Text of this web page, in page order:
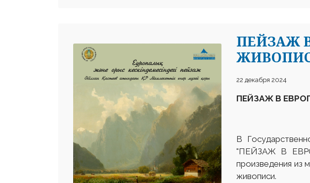
ПЕЙЗАЖ
22 декабря 2024
ПЕЙЗАЖ В
В
"ПЕЙЗАЖ В
произведения из
живописи.